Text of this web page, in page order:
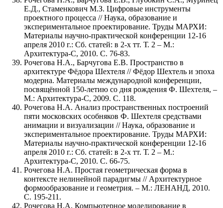
Е.Д., Стаменкович М.З. Цифровые инструменты
проектного процесса // Наука, образование и
экспериментальное проектирование. Труды МАРХИ:
Материалы научно-практической конференции 12-16
апреля 2010 г.: Сб. статей: в 2-х тт. Т. 2 – М.:
Архитектура-С, 2010. С. 76-83.
Рочегова Н.А., Барчугова Е.В. Пространство в
архитектуре Фёдора Шехтеля // Фёдор Шехтель и эпоха
модерна. Материалы международной конференции,
посвящённой 150-летию со дня рождения Ф. Шехтеля, –
М.: Архитектура-С, 2009. С. 118.
Рочегова Н.А. Анализ пространственных построений
пяти московских особняков Ф. Шехтеля средствами
анимации и визуализации // Наука, образование и
экспериментальное проектирование. Труды МАРХИ:
Материалы научно-практической конференции 12-16
апреля 2010 г.: Сб. статей: в 2-х тт. Т. 2 – М.:
Архитектура-С, 2010. С. 66-75.
Рочегова Н.А. Простая геометрическая форма в
контексте нелинейной парадигмы // Архитектурное
формообразование и геометрия. – М.: ЛЕНАНД, 2010.
С. 195-211.
Рочегова Н.А. Компьютерное моделирование в